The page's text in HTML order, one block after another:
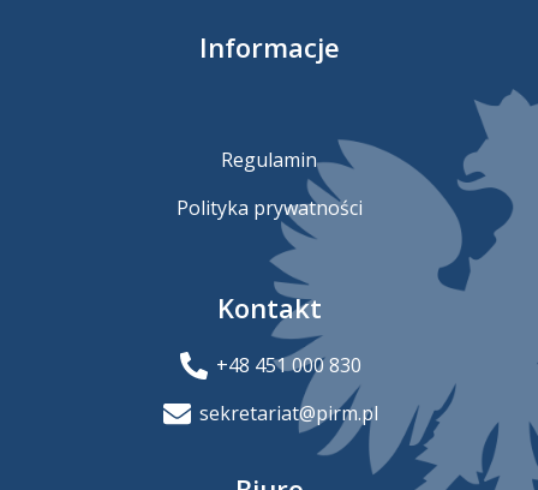
Informacje
Regulamin
Polityka prywatności
Kontakt
+48 451 000 830
sekretariat@pirm.pl